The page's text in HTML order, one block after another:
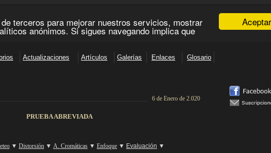
6 de Enero de 2.020
PRUEBA ABREVIADA
▼ Distorsión ▼ A. Cromáticas ▼ Enfoque ▼ Evaluación ▼